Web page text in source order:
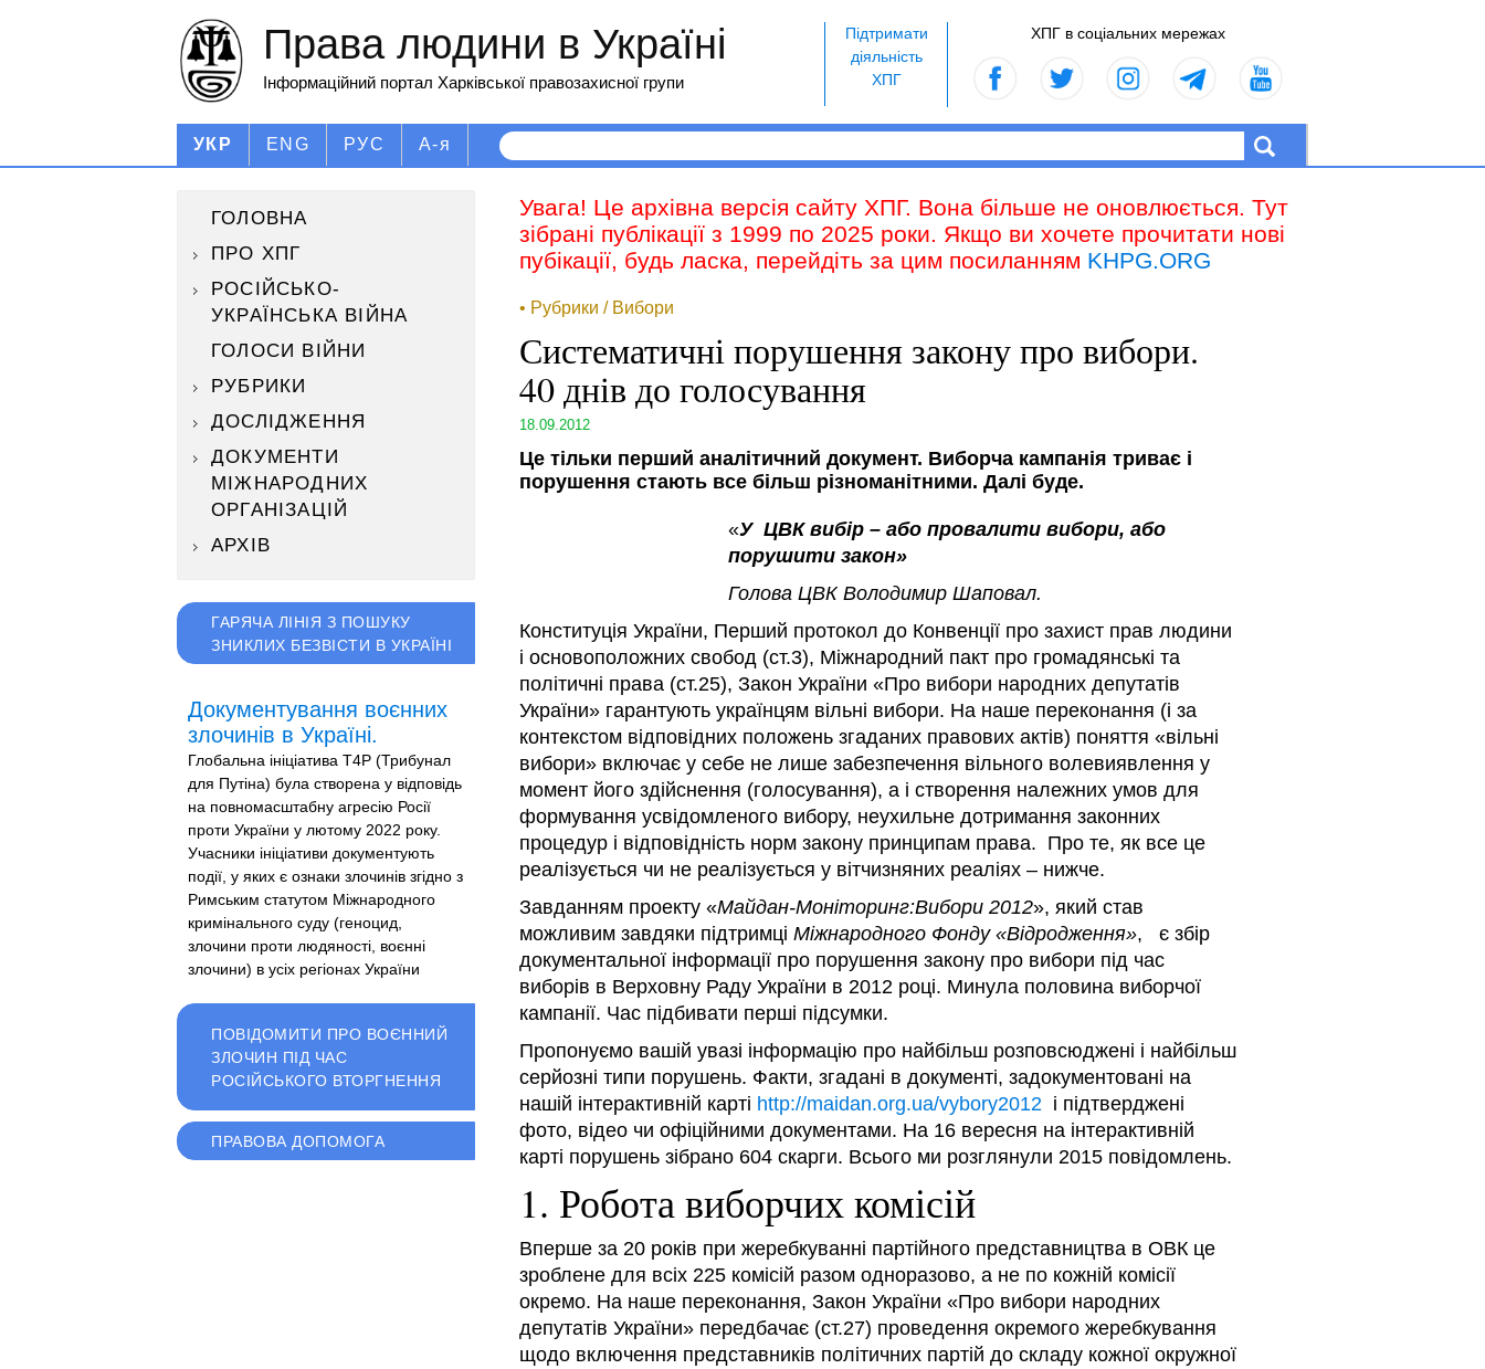
ХПГ в соціальних мережах
Підтримати
діяльність
ХПГ
Права людини в Україні
Інформаційний портал Харківської правозахисної групи
УКР ENG РУС А-я
ГОЛОВНА
ПРО ХПГ
РОСІЙСЬКО-
УКРАЇНСЬКА ВІЙНА
ГОЛОСИ ВІЙНИ
РУБРИКИ
ДОСЛІДЖЕННЯ
ДОКУМЕНТИ
МІЖНАРОДНИХ
ОРГАНІЗАЦІЙ
АРХІВ
ГАРЯЧА ЛІНІЯ З ПОШУКУ
ЗНИКЛИХ БЕЗВІСТИ В УКРАЇНІ
Документування воєнних
злочинів в Україні.
Глобальна ініціатива T4P (Трибунал
для Путіна) була створена у відповідь
на повномасштабну агресію Росії
проти України у лютому 2022 року.
Учасники ініціативи документують
події, у яких є ознаки злочинів згідно з
Римським статутом Міжнародного
кримінального суду (геноцид,
злочини проти людяності, воєнні
злочини) в усіх регіонах України
ПОВІДОМИТИ ПРО ВОЄННИЙ
ЗЛОЧИН ПІД ЧАС
РОСІЙСЬКОГО ВТОРГНЕННЯ
ПРАВОВА ДОПОМОГА
Увага! Це архівна версія сайту ХПГ. Вона більше не оновлюється. Тут
зібрані публікації з 1999 по 2025 роки. Якщо ви хочете прочитати нові
пубікації, будь ласка, перейдіть за цим посиланням KHPG.ORG
• Рубрики / Вибори
Систематичні порушення закону про вибори.
40 днів до голосування
18.09.2012
Це тільки перший аналітичний документ. Виборча кампанія триває і
порушення стають все більш різноманітними. Далі буде.
«У ЦВК вибір – або провалити вибори, або
порушити закон»
Голова ЦВК Володимир Шаповал.
Конституція України, Перший протокол до Конвенції про захист прав людини
і основоположних свобод (ст.3), Міжнародний пакт про громадянські та
політичні права (ст.25), Закон України «Про вибори народних депутатів
України» гарантують українцям вільні вибори. На наше переконання (і за
контекстом відповідних положень згаданих правових актів) поняття «вільні
вибори» включає у себе не лише забезпечення вільного волевиявлення у
момент його здійснення (голосування), а і створення належних умов для
формування усвідомленого вибору, неухильне дотримання законних
процедур і відповідність норм закону принципам права. Про те, як все це
реалізується чи не реалізується у вітчизняних реаліях – нижче.
Завданням проекту «Майдан-Моніторинг:Вибори 2012», який став
можливим завдяки підтримці Міжнародного Фонду «Відродження», є збір
документальної інформації про порушення закону про вибори під час
виборів в Верховну Раду України в 2012 році. Минула половина виборчої
кампанії. Час підбивати перші підсумки.
Пропонуємо вашій увазі інформацію про найбільш розповсюджені і найбільш
серйозні типи порушень. Факти, згадані в документі, задокументовані на
нашій інтерактивній карті http://maidan.org.ua/vybory2012 і підтверджені
фото, відео чи офіційними документами. На 16 вересня на інтерактивній
карті порушень зібрано 604 скарги. Всього ми розглянули 2015 повідомлень.
1. Робота виборчих комісій
Вперше за 20 років при жеребкуванні партійного представництва в ОВК це
зроблене для всіх 225 комісій разом одноразово, а не по кожній комісії
окремо. На наше переконання, Закон України «Про вибори народних
депутатів України» передбачає (ст.27) проведення окремого жеребкування
щодо включення представників політичних партій до складу кожної окружної